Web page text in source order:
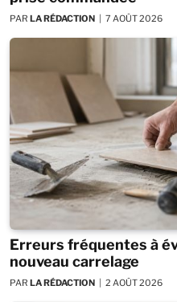
PAR LA RÉDACTION 7 AOÛT 2026
Erreurs fréquentes à
nouveau carrelage
PAR LA RÉDACTION 2 AOÛT 2026